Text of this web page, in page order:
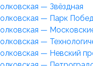
— Звёздная
— Парк
—
—
— Невский